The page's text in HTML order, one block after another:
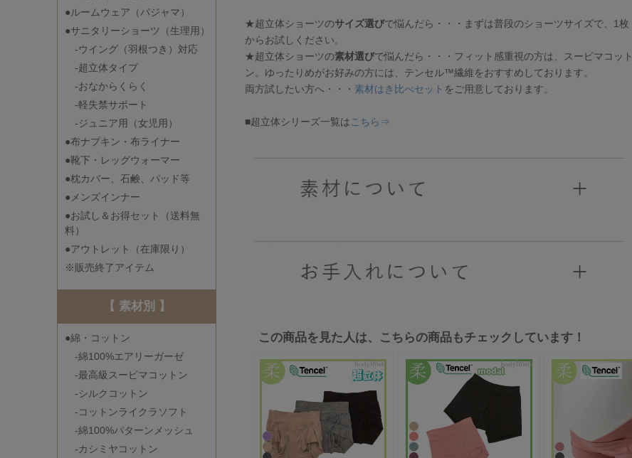
●ルームウェア（パジャマ）
●サニタリーショーツ（生理用）
-ウイング（羽根つき）対応
-超立体タイプ
-おなからくらく
-軽失禁サポート
-ジュニア用（女児用）
●布ナプキン・布ライナー
●靴下・レッグウォーマー
●枕カバー、石鹸、パッド等
●メンズインナー
●お試し＆お得セット（送料無
料）
●アウトレット（在庫限り）
※販売終了アイテム
【 素材別 】
●綿・コットン
-綿100%エアリーガーゼ
-最高級スーピマコットン
-シルクコットン
-コットンライクラソフト
-綿100%パターンメッシュ
-カシミヤコットン
★超立体ショーツのサイズ選びで悩んだら・・・まずは普段のショーツサイズで、1枚
からお試しください。
★超立体ショーツの素材選びで悩んだら・・・フィット感重視の方は、スーピマコット
ン。ゆったりめがお好みの方には、テンセル™繊維をおすすめしております。
両方試したい方へ・・・ 素材はき比べセット をご用意しております。
■超立体シリーズ一覧は こちら⇒
この商品を見た人は、こちらの商品もチェックしています！